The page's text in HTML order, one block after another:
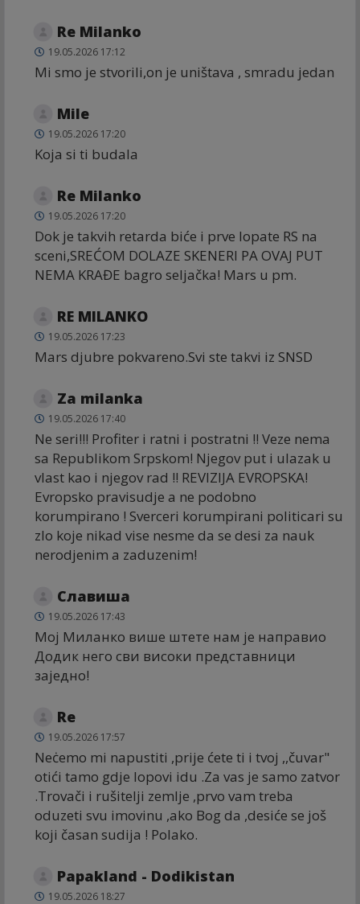
Re Milanko
19.05.2026 17:12
Mi smo je stvorili,on je uništava , smradu jedan
Mile
19.05.2026 17:20
Koja si ti budala
Re Milanko
19.05.2026 17:20
Dok je takvih retarda biće i prve lopate RS na
sceni,SREĆOM DOLAZE SKENERI PA OVAJ PUT
NEMA KRAĐE bagro seljačka! Mars u pm.
RE MILANKO
19.05.2026 17:23
Mars djubre pokvareno.Svi ste takvi iz SNSD
Za milanka
19.05.2026 17:40
Ne seri!!! Profiter i ratni i postratni !! Veze nema
sa Republikom Srpskom! Njegov put i ulazak u
vlast kao i njegov rad !! REVIZIJA EVROPSKA!
Evropsko pravisudje a ne podobno
korumpirano ! Sverceri korumpirani politicari su
zlo koje nikad vise nesme da se desi za nauk
nerodjenim a zaduzenim!
Славиша
19.05.2026 17:43
Мој Миланко више штете нам је направио
Додик него сви високи представници
заједно!
Re
19.05.2026 17:57
Neċemo mi napustiti ,prije ćete ti i tvoj ,,čuvar"
otići tamo gdje lopovi idu .Za vas je samo zatvor
.Trovači i rušitelji zemlje ,prvo vam treba
oduzeti svu imovinu ,ako Bog da ,desiće se još
koji časan sudija ! Polako.
Papakland - Dodikistan
19.05.2026 18:27